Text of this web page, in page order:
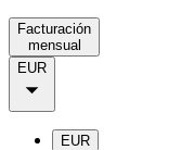
Facturación
mensual
EUR
EUR